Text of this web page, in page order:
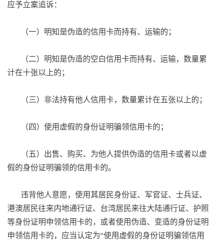
应予立案追诉：
（一）明知是伪造的信用卡而持有、运输的；
（二）明知是伪造的空白信用卡而持有、运输，数量累
计在十张以上的；
（三）非法持有他人信用卡，数量累计在五张以上的；
（四）使用虚假的身份证明骗领信用卡的；
（五）出售、购买、为他人提供伪造的信用卡或者以虚
假的身份证明骗领的信用卡的。
违背他人意愿，使用其居民身份证、军官证、士兵证、
港澳居民往来内地通行证、台湾居民来往大陆通行证、护照
等身份证明申领信用卡的，或者使用伪造、变造的身份证明
申领信用卡的，应当认定为“使用虚假的身份证明骗领信用